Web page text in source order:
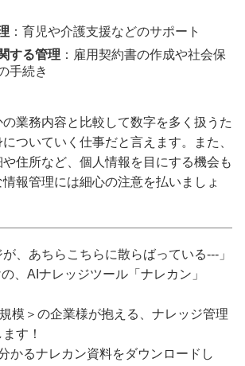
：育児や介護支援などのサポート
する管理 ：雇用契約書の作成や社会保
手続き
業務内容と比較して数字を多く扱うた
ついていく仕事だと言えます。また、
住所など、個人情報を目にする機会も
報管理には細心の注意を払いましょ
が、あちらこちらに散らばっている---」
、AIナレッジツール「ナレカン」
模＞の企業様が抱える、ナレッジ管理
す！
かるナレカン資料をダウンロードし